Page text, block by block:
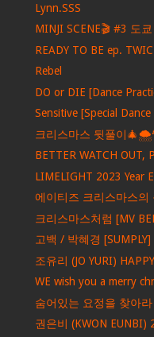
Lynn.SSS
MINJI SCENE🎬 #3 도
READY TO BE ep.
Rebel
DO or DIE [Dance
Sensitive [Special
크리스마스 뒷풀이
BETTER WATCH OUT,
LIMELIGHT 2023 Year
에이티즈 크리스마스의
크리스마스처럼 [MV
고백 / 박혜경 [SUMPLY]
조유리 (JO YURI)
WE wish you a merry
숨어있는 요정을 찾아라
권은비 (KWON EUNBI)